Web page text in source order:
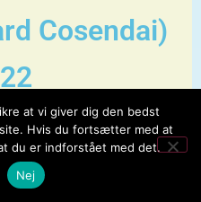
Cosendai)
at vi giver dig den bedst
Hvis du fortsætter med at
du er indforstået med det.
Nej